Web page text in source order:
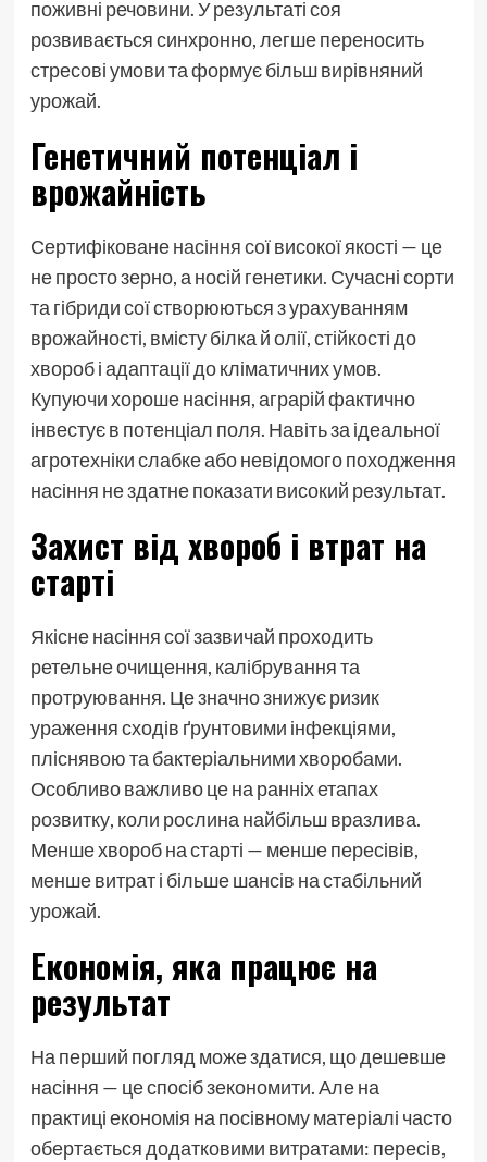
поживні речовини. У результаті соя
розвивається синхронно, легше переносить
стресові умови та формує більш вирівняний
урожай.
Генетичний потенціал і
врожайність
Сертифікованенасіння соївисокої якості — це
не просто зерно, а носій генетики. Сучасні сорти
та гібриди сої створюються з урахуванням
врожайності, вмісту білка й олії, стійкості до
хвороб і адаптації до кліматичних умов.
Купуючи хороше насіння, аграрій фактично
інвестує в потенціал поля. Навіть за ідеальної
агротехніки слабке або невідомого походження
насіння не здатне показати високий результат.
Захист від хвороб і втрат на
старті
Якісне насіння сої зазвичай проходить
ретельне очищення, калібрування та
протруювання. Це значно знижує ризик
ураження сходів ґрунтовими інфекціями,
пліснявою та бактеріальними хворобами.
Особливо важливо це на ранніх етапах
розвитку, коли рослина найбільш вразлива.
Менше хвороб на старті — менше пересівів,
менше витрат і більше шансів на стабільний
урожай.
Економія, яка працює на
результат
На перший погляд може здатися, що дешевше
насіння — це спосіб зекономити. Але на
практиці економія на посівному матеріалі часто
обертається додатковими витратами: пересів,